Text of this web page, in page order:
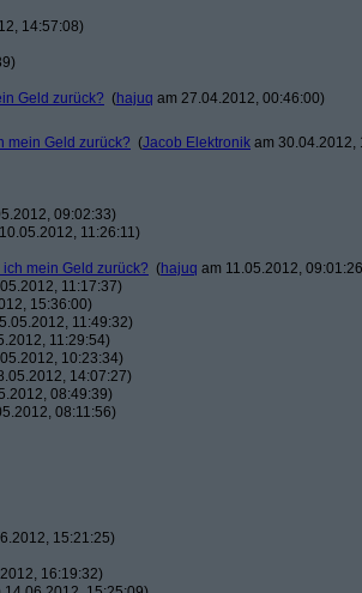
14:57:08)
Geld zurück? (hajuq am 27.04.2012, 00:46:00)
mein Geld zurück? (Jacob Elektronik am 30.04.2012,
09:02:33)
11:26:11)
mein Geld zurück? (hajuq am 11.05.2012,
11:17:37)
15:36:00)
11:49:32)
11:29:54)
10:23:34)
14:07:27)
08:49:39)
08:11:56)
15:21:25)
16:19:32)